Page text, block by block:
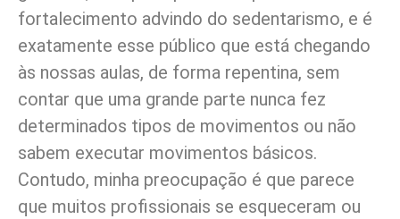
fortalecimento advindo do sedentarismo, e é
exatamente esse público que está chegando
às nossas aulas, de forma repentina, sem
contar que uma grande parte nunca fez
determinados tipos de movimentos ou não
sabem executar movimentos básicos.
Contudo, minha preocupação é que parece
que muitos profissionais se esqueceram ou